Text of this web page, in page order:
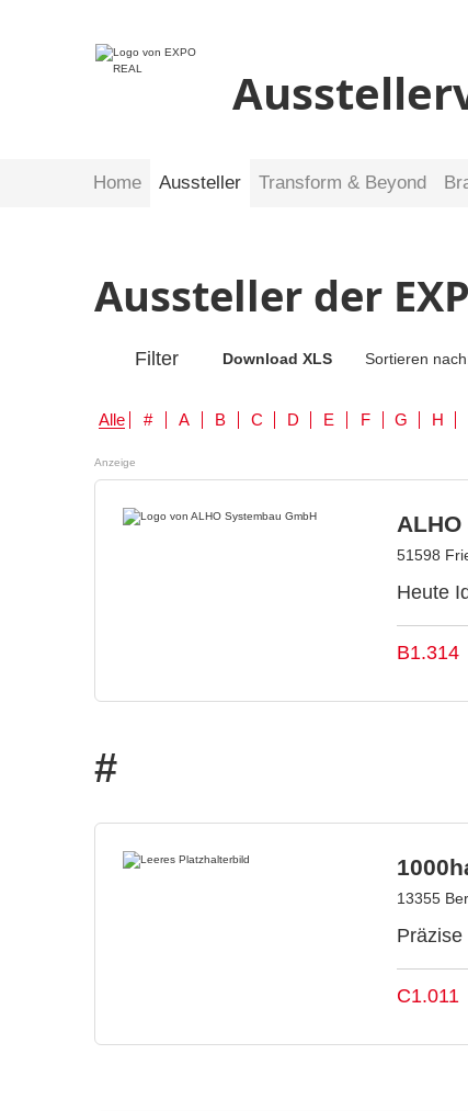
Home Aussteller Transform & Beyond
Aussteller der
Filter Download XLS Sortieren
Alle # A B C D E F G H
Anzeige
51598
Heute
B1.314
#
13355
C1.011